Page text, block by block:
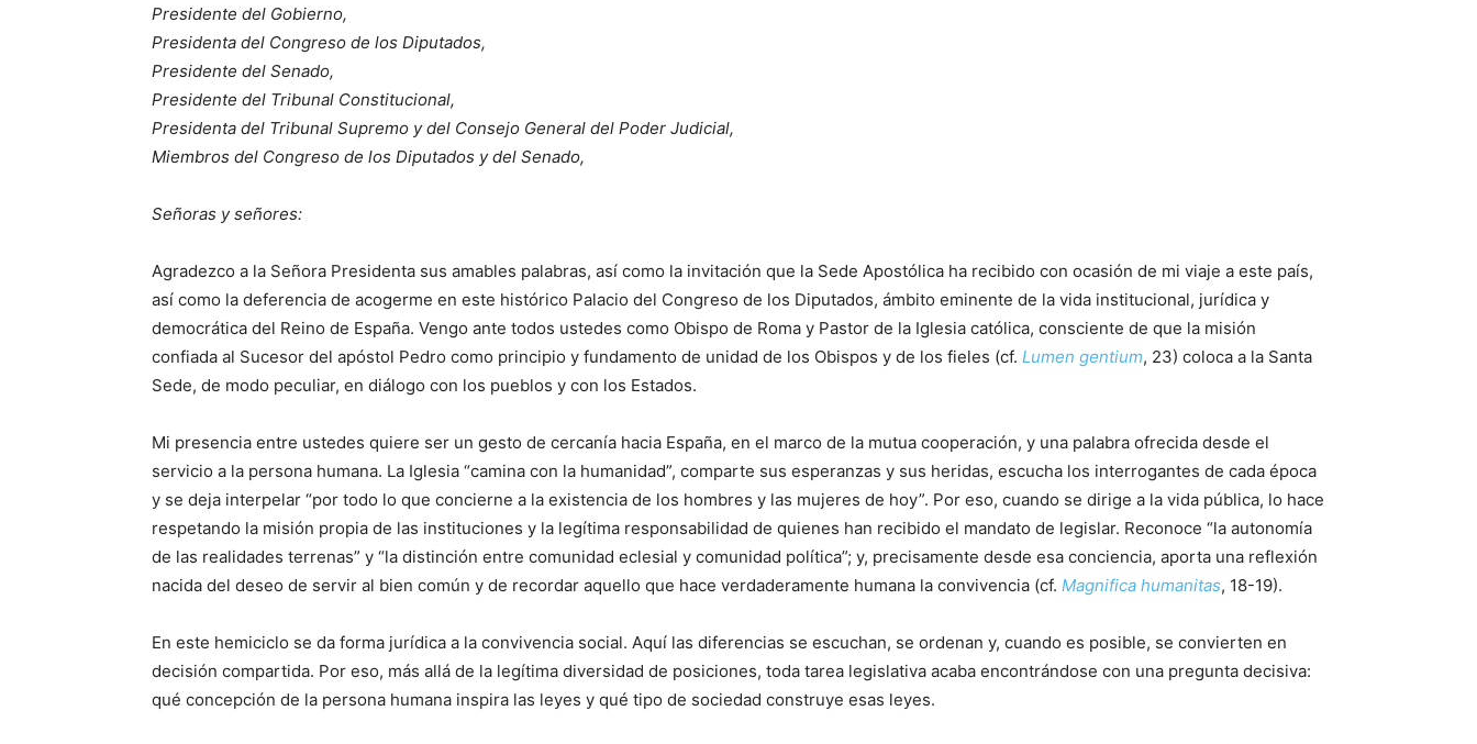
Presidente del Gobierno,
Presidenta del Congreso de los Diputados,
Presidente del Senado,
Presidente del Tribunal Constitucional,
Presidenta del Tribunal Supremo y del Consejo General del Poder Judicial,
Miembros del Congreso de los Diputados y del Senado,
Señoras y señores:
Agradezco a la Señora Presidenta sus amables palabras, así como la invitación que la Sede Apostólica ha recibido con ocasión de mi viaje a este país,
así como la deferencia de acogerme en este histórico Palacio del Congreso de los Diputados, ámbito eminente de la vida institucional, jurídica y
democrática del Reino de España. Vengo ante todos ustedes como Obispo de Roma y Pastor de la Iglesia católica, consciente de que la misión
confiada al Sucesor del apóstol Pedro como principio y fundamento de unidad de los Obispos y de los fieles (cf. Lumen gentium, 23) coloca a la Santa
Sede, de modo peculiar, en diálogo con los pueblos y con los Estados.
Mi presencia entre ustedes quiere ser un gesto de cercanía hacia España, en el marco de la mutua cooperación, y una palabra ofrecida desde el
servicio a la persona humana. La Iglesia “camina con la humanidad”, comparte sus esperanzas y sus heridas, escucha los interrogantes de cada época
y se deja interpelar “por todo lo que concierne a la existencia de los hombres y las mujeres de hoy”. Por eso, cuando se dirige a la vida pública, lo hace
respetando la misión propia de las instituciones y la legítima responsabilidad de quienes han recibido el mandato de legislar. Reconoce “la autonomía
de las realidades terrenas” y “la distinción entre comunidad eclesial y comunidad política”; y, precisamente desde esa conciencia, aporta una reflexión
nacida del deseo de servir al bien común y de recordar aquello que hace verdaderamente humana la convivencia (cf. Magnifica humanitas, 18-19).
En este hemiciclo se da forma jurídica a la convivencia social. Aquí las diferencias se escuchan, se ordenan y, cuando es posible, se convierten en
decisión compartida. Por eso, más allá de la legítima diversidad de posiciones, toda tarea legislativa acaba encontrándose con una pregunta decisiva:
qué concepción de la persona humana inspira las leyes y qué tipo de sociedad construye esas leyes.